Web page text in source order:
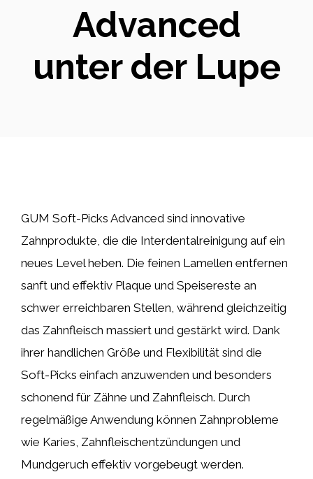
Advanced
unter der Lupe
GUM Soft-Picks Advanced sind innovative
Zahnprodukte, die die Interdentalreinigung auf ein
neues Level heben. Die feinen Lamellen entfernen
sanft und effektiv Plaque und Speisereste an
schwer erreichbaren Stellen, während gleichzeitig
das Zahnfleisch massiert und gestärkt wird. Dank
ihrer handlichen Größe und Flexibilität sind die
Soft-Picks einfach anzuwenden und besonders
schonend für Zähne und Zahnfleisch. Durch
regelmäßige Anwendung können Zahnprobleme
wie Karies, Zahnfleischentzündungen und
Mundgeruch effektiv vorgebeugt werden.